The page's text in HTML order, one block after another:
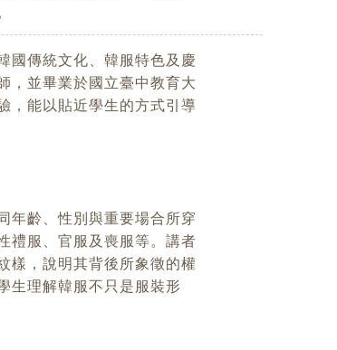
國傳統文化、韓服特色及慶
，並畢業於國立臺中教育大
，能以貼近學生的方式引導
年齡、性別與重要場合所穿
禮服、官服及喪服等。講者
樣，說明其背後所象徵的權
生理解韓服不只是服裝形